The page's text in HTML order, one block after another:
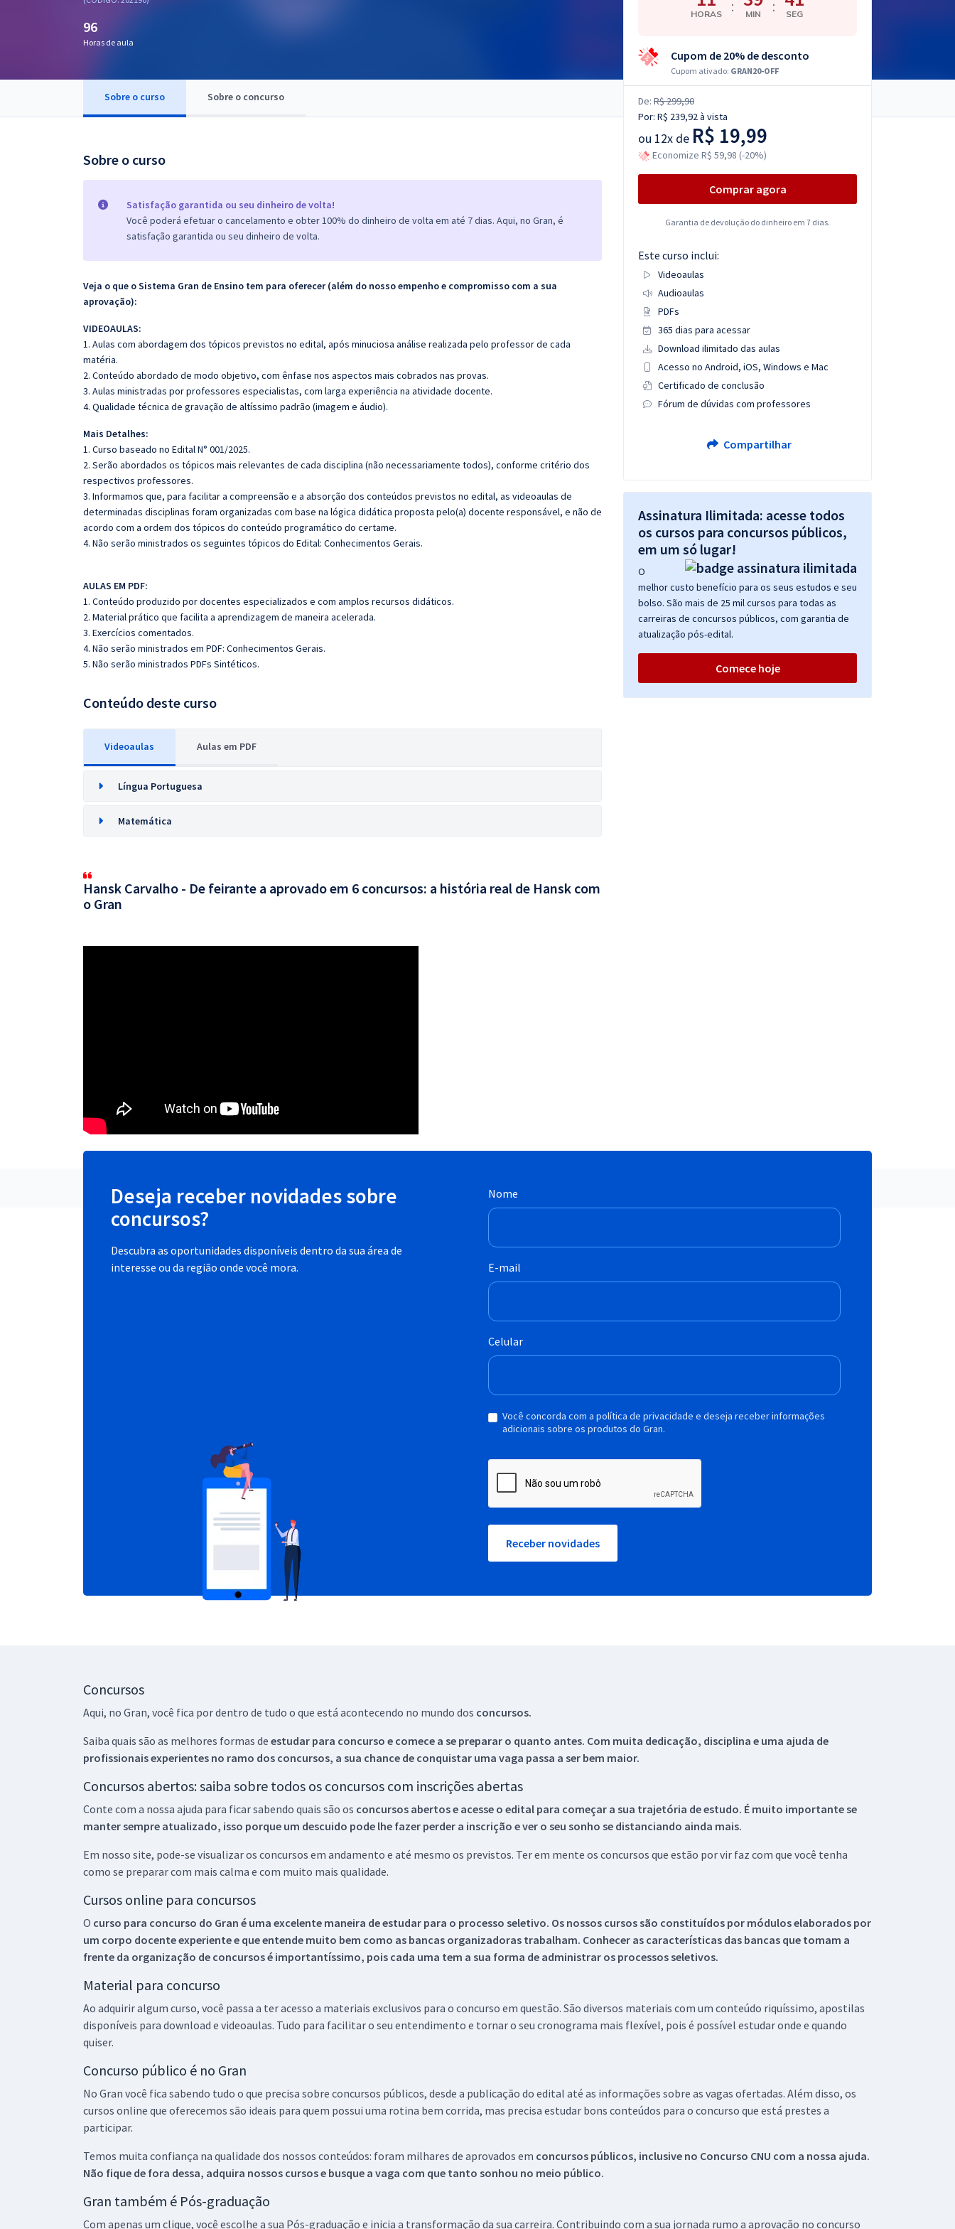
OAB
96
Horas de aula
Sobre o curso Sobre o concurso
Sobre o curso
Satisfação garantida ou seu dinheiro de volta!
Você poderá efetuar o cancelamento e obter 100% do dinheiro de volta em até 7 dias. Aqui, no Gran, é
satisfação garantida ou seu dinheiro de volta.
Veja o que o Sistema Gran de Ensino tem para oferecer (além do nosso empenho e compromisso com a sua
aprovação):
VIDEOAULAS:
1. Aulas com abordagem dos tópicos previstos no edital, após minuciosa análise realizada pelo professor de cada
matéria.
2. Conteúdo abordado de modo objetivo, com ênfase nos aspectos mais cobrados nas provas.
3. Aulas ministradas por professores especialistas, com larga experiência na atividade docente.
4. Qualidade técnica de gravação de altíssimo padrão (imagem e áudio).
Mais Detalhes:
1. Curso baseado no Edital N° 001/2025.
2. Serão abordados os tópicos mais relevantes de cada disciplina (não necessariamente todos), conforme critério dos
respectivos professores.
3. Informamos que, para facilitar a compreensão e a absorção dos conteúdos previstos no edital, as videoaulas de
determinadas disciplinas foram organizadas com base na lógica didática proposta pelo(a) docente responsável, e não de
acordo com a ordem dos tópicos do conteúdo programático do certame.
4. Não serão ministrados os seguintes tópicos do Edital: Conhecimentos Gerais.
AULAS EM PDF:
1. Conteúdo produzido por docentes especializados e com amplos recursos didáticos.
2. Material prático que facilita a aprendizagem de maneira acelerada.
3. Exercícios comentados.
4. Não serão ministrados em PDF: Conhecimentos Gerais.
5. Não serão ministrados PDFs Sintéticos.
Conteúdo deste curso
Videoaulas Aulas em PDF
Língua Portuguesa
Matemática
Hansk Carvalho - De feirante a aprovado em 6 concursos: a história real de Hansk com
o Gran
HORAS : MIN : SEG
Cupom de 20% de desconto
Cupom ativado: GRAN20-OFF
De: R$ 299,90
Por: R$ 239,92à vista
ou 12x de R$ 19,99
Economize R$ 59,98 (-20%)
Comprar agora
Garantia de devolução do dinheiro em 7 dias.
Este curso inclui:
Videoaulas
Audioaulas
PDFs
365 dias para acessar
Download ilimitado das aulas
Acesso no Android, iOS, Windows e Mac
Certificado de conclusão
Fórum de dúvidas com professores
Compartilhar
Assinatura Ilimitada: acesse todos
os cursos para concursos públicos,
em um só lugar!
O
melhor custo benefício para os seus estudos e seu
bolso. São mais de 25 mil cursos para todas as
carreiras de concursos públicos, com garantia de
atualização pós-edital.
Comece hoje
Deseja receber novidades sobre
concursos?
Descubra as oportunidades disponíveis dentro da sua área de
interesse ou da região onde você mora.
Nome
E-mail
Celular
Você concorda com a política de privacidade e deseja receber informações
adicionais sobre os produtos do Gran.
Receber novidades
Concursos
Aqui, no Gran, você fica por dentro de tudo o que está acontecendo no mundo dos concursos.
Saiba quais são as melhores formas de estudar para concurso e comece a se preparar o quanto antes. Com muita dedicação, disciplina e uma ajuda de
profissionais experientes no ramo dos concursos, a sua chance de conquistar uma vaga passa a ser bem maior.
Concursos abertos: saiba sobre todos os concursos com inscrições abertas
Conte com a nossa ajuda para ficar sabendo quais são os concursos abertos e acesse o edital para começar a sua trajetória de estudo. É muito importante se
manter sempre atualizado, isso porque um descuido pode lhe fazer perder a inscrição e ver o seu sonho se distanciando ainda mais.
Em nosso site, pode-se visualizar os concursos em andamento e até mesmo os previstos. Ter em mente os concursos que estão por vir faz com que você tenha
como se preparar com mais calma e com muito mais qualidade.
Cursos online para concursos
O curso para concurso do Gran é uma excelente maneira de estudar para o processo seletivo. Os nossos cursos são constituídos por módulos elaborados por
um corpo docente experiente e que entende muito bem como as bancas organizadoras trabalham. Conhecer as características das bancas que tomam a
frente da organização de concursos é importantíssimo, pois cada uma tem a sua forma de administrar os processos seletivos.
Material para concurso
Ao adquirir algum curso, você passa a ter acesso a materiais exclusivos para o concurso em questão. São diversos materiais com um conteúdo riquíssimo, apostilas
disponíveis para download e videoaulas. Tudo para facilitar o seu entendimento e tornar o seu cronograma mais flexível, pois é possível estudar onde e quando
quiser.
Concurso público é no Gran
No Gran você fica sabendo tudo o que precisa sobre concursos públicos, desde a publicação do edital até as informações sobre as vagas ofertadas. Além disso, os
cursos online que oferecemos são ideais para quem possui uma rotina bem corrida, mas precisa estudar bons conteúdos para o concurso que está prestes a
participar.
Temos muita confiança na qualidade dos nossos conteúdos: foram milhares de aprovados em concursos públicos, inclusive no Concurso CNU com a nossa ajuda.
Não fique de fora dessa, adquira nossos cursos e busque a vaga com que tanto sonhou no meio público.
Gran também é Pós-graduação
Com apenas um clique, você escolhe a sua Pós-graduação e inicia a transformação da sua carreira. Contribuindo com a sua jornada rumo a aprovação no concurso